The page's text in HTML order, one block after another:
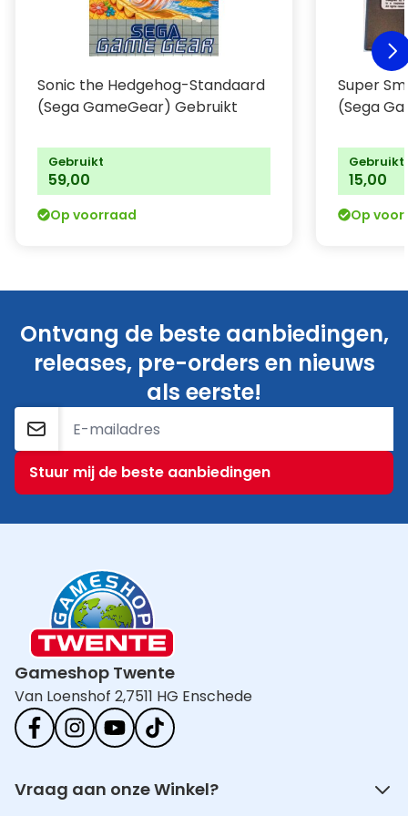
Sonic the Hedgehog-Standaard
(Sega GameGear) Gebruikt
Gebruikt
59,00
Op voorraad
Super
(Sega
Gebruikt
15,00
Op
Ontvang de beste aanbiedingen,
releases, pre-orders en nieuws
als eerste!
E-mailadres
Stuur mij de beste aanbiedingen
Gameshop Twente
Van Loenshof 2,7511 HG Enschede
Vraag aan onze Winkel?